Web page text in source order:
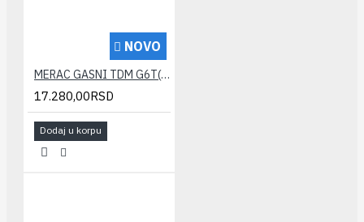
NOVO
MERAC GASNI TDM G6T(termokompenz.) 250mm(verifikovan)
17.280,00RSD
Dodaj u korpu